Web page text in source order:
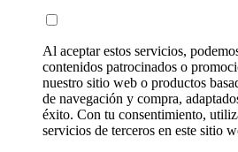
Al aceptar estos servicios,
contenidos patrocinados o
nuestro sitio web o productos
de navegación y compra,
éxito. Con tu consentimiento,
servicios de terceros en este sitio